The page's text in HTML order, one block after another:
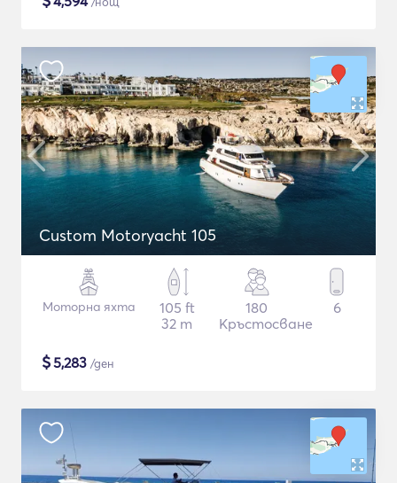
Custom Motoryacht 105
Моторна яхта
105 ft
32 m
180
Кръстосване
6
$5,283 /ден